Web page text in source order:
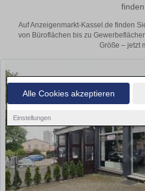
Alle Cookies akzeptieren
Einstellungen
finden
Auf Anzeigenmarkt-Kassel.de finden
von Büroflächen bis zu
Größe – jetzt